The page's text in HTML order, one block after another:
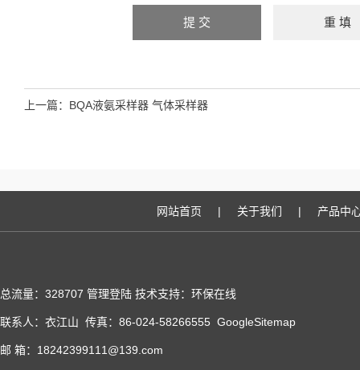
上一篇： BQA液氨采样器 气体采样器
网站首页 | 关于我们 | 产品中
总流量：328707 管理登陆 技术支持： 环保在线
联系人：衣江山 传真：86-024-58266555 GoogleSitemap
邮 箱：18242399111@139.com